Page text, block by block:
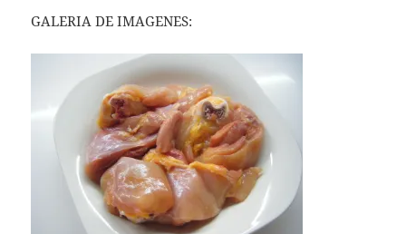
GALERIA DE IMAGENES: